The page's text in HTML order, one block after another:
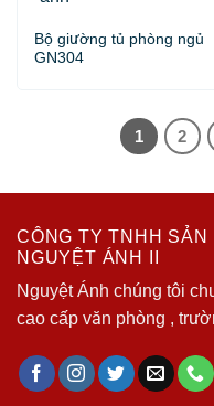
Bộ giường tủ phòng ngủ
GN304
1 2
CÔNG TY TNHH SẢN
NGUYỆT ÁNH II
Nguyệt Ánh chúng tôi
cao cấp văn phòng ,